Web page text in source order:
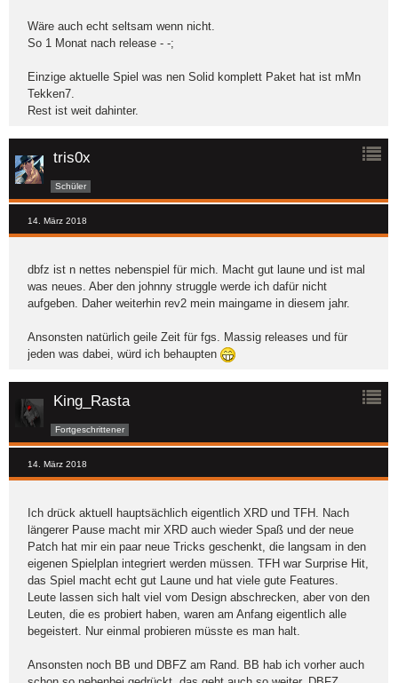
Wäre auch echt seltsam wenn nicht.
So 1 Monat nach release - -;
Einzige aktuelle Spiel was nen Solid komplett Paket hat ist mMn
Tekken7.
Rest ist weit dahinter.
tris0x
Schüler
14. März 2018
dbfz ist n nettes nebenspiel für mich. Macht gut laune und ist mal
was neues. Aber den johnny struggle werde ich dafür nicht
aufgeben. Daher weiterhin rev2 mein maingame in diesem jahr.
Ansonsten natürlich geile Zeit für fgs. Massig releases und für
jeden was dabei, würd ich behaupten
King_Rasta
Fortgeschrittener
14. März 2018
Ich drück aktuell hauptsächlich eigentlich XRD und TFH. Nach
längerer Pause macht mir XRD auch wieder Spaß und der neue
Patch hat mir ein paar neue Tricks geschenkt, die langsam in den
eigenen Spielplan integriert werden müssen. TFH war Surprise Hit,
das Spiel macht echt gut Laune und hat viele gute Features.
Leute lassen sich halt viel vom Design abschrecken, aber von den
Leuten, die es probiert haben, waren am Anfang eigentlich alle
begeistert. Nur einmal probieren müsste es man halt.
Ansonsten noch BB und DBFZ am Rand. BB hab ich vorher auch